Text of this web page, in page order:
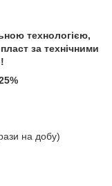
технологією,
за технічними
на добу)